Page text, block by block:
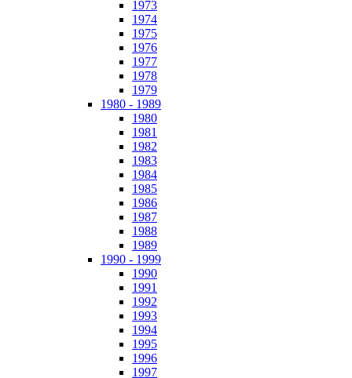
1973
1974
1975
1976
1977
1978
1979
1980 - 1989
1980
1981
1982
1983
1984
1985
1986
1987
1988
1989
1990 - 1999
1990
1991
1992
1993
1994
1995
1996
1997